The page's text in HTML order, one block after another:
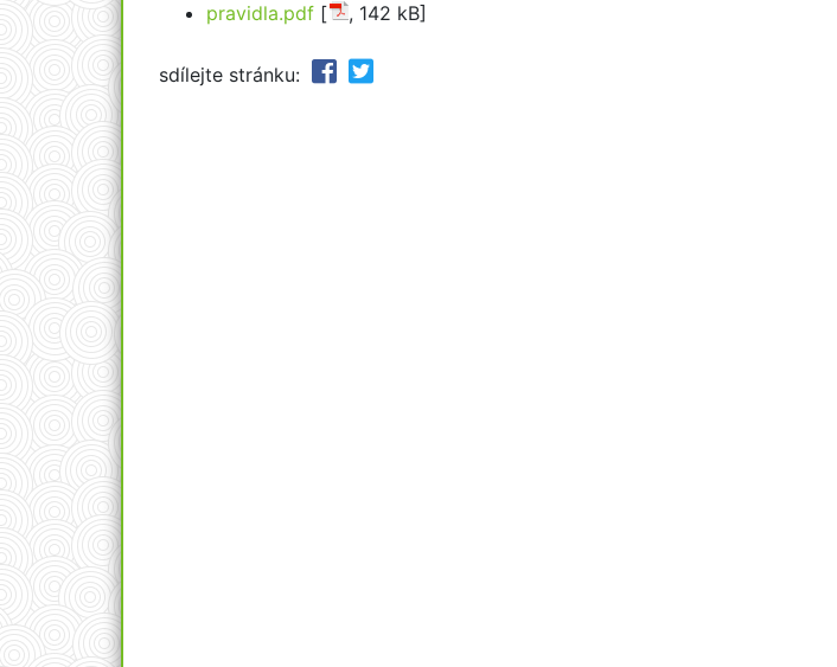
pravidla.pdf [ , 142 kB]
sdílejte stránku: